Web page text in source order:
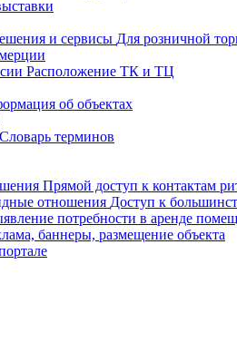
и сервисы Для розничной
Расположение ТК и ТЦ
об объектах
Словарь терминов
Прямой доступ к контактам
отношения Доступ к
потребности в аренде
баннеры, размещение объекта